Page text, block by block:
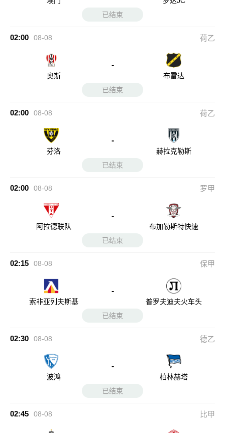
已结束
02:00 08-08 荷乙
奥斯
-
布雷达
已结束
02:00 08-08 荷乙
芬洛
-
赫拉克勒斯
已结束
02:00 08-08 罗甲
阿拉德联队
-
布加勒斯特快速
已结束
02:15 08-08 保甲
索非亚列夫斯基
-
普罗夫迪夫火车头
已结束
02:30 08-08 德乙
波鸿
-
柏林赫塔
已结束
02:45 08-08 比甲